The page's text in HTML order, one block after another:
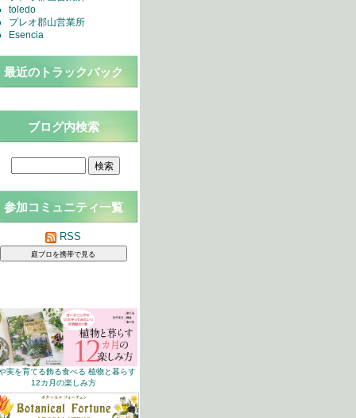
toledo
プレオ郡山営業所
Esencia
最近のトラックバック
ブログ内検索
参加コミュニティ一覧
RSS
実を育てる飾る食べる 植物と暮らす
12カ月の楽しみ方